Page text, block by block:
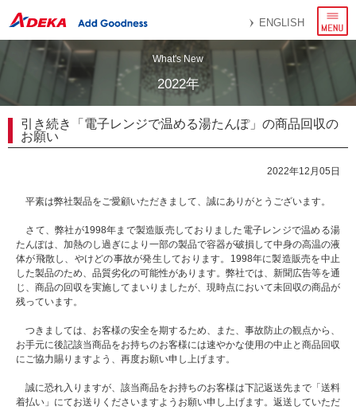
ENGLISH
ニ
ュ
What's New
2022年
引き続き「電子レンジで温める湯たんぽ」の商品回収の
お願い
2022年12月05日
平素は弊社製品をご愛顧いただきまして、誠にありがとうございます。
さて、弊社が1998年まで製造販売しておりました電子レンジで温める湯
たんぽは、加熱のし過ぎにより一部の製品で容器が破損して中身の高温の液
体が飛散し、やけどの事故が発生しております。1998年に製造販売を中止
した製品のため、品質劣化の可能性があります。弊社では、新聞広告等を通
じ、商品の回収を実施してまいりましたが、現時点において未回収の商品が
残っています。
つきましては、お客様の安全を期するため、また、事故防止の観点から、
お手元に後記該当商品をお持ちのお客様には速やかな使用の中止と商品回収
にご協力賜りますよう、再度お願い申し上げます。
誠に恐れ入りますが、該当商品をお持ちのお客様は下記返送先まで「送料
着払い」にてお送りくださいますようお願い申し上げます。返送していただ